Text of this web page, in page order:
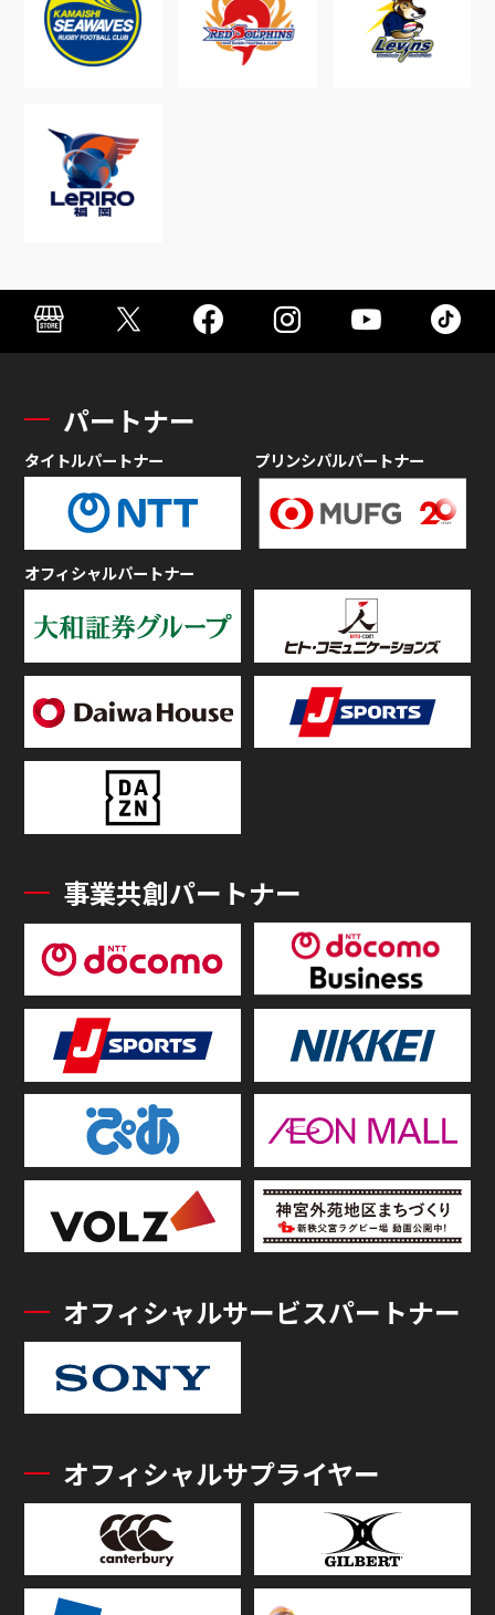
パートナー
タイトルパートナー プリンシパルパートナー
オフィシャルパートナー
事業共創パートナー
オフィシャルサービスパートナー
オフィシャルサプライヤー